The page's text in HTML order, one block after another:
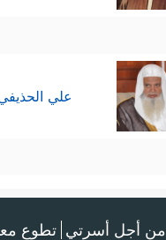
علي
من أجل أسرتي تطوع